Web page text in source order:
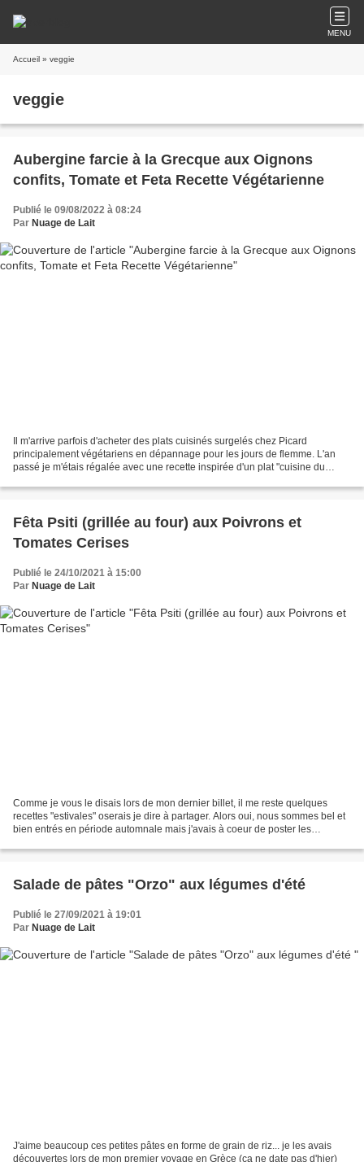
MENU
Accueil » veggie
veggie
Aubergine farcie à la Grecque aux Oignons
confits, Tomate et Feta Recette Végétarienne
Publié le 09/08/2022 à 08:24
Par Nuage de Lait
Il m'arrive parfois d'acheter des plats cuisinés surgelés chez Picard
principalement végétariens en dépannage pour les jours de flemme. L'an
passé je m'étais régalée avec une recette inspirée d'un plat "cuisine du
Fêta Psiti (grillée au four) aux Poivrons et
Tomates Cerises
Publié le 24/10/2021 à 15:00
Par Nuage de Lait
Comme je vous le disais lors de mon dernier billet, il me reste quelques
recettes "estivales" oserais je dire à partager. Alors oui, nous sommes bel et
bien entrés en période automnale mais j'avais à coeur de poster les
Salade de pâtes "Orzo" aux légumes d'été
Publié le 27/09/2021 à 19:01
Par Nuage de Lait
J'aime beaucoup ces petites pâtes en forme de grain de riz... je les avais
découvertes lors de mon premier voyage en Grèce (ça ne date pas d'hier)